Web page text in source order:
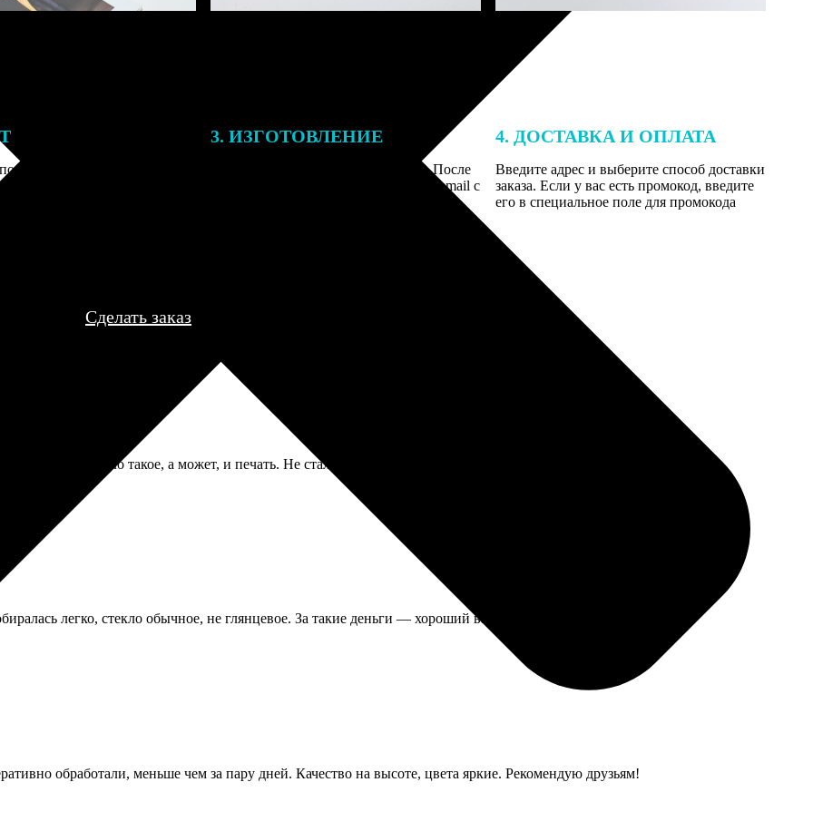
заказа к печати
могут связаться с Вами
телефону или email для
деталей.
3. ИЗГОТОВЛЕНИЕ
Оплатите заказ банковской картой. После
оплаты получите подтверждение на email с
описанием заказа. Когда отправим заказ
4. ДОСТАВКА И ОПЛАТА
Введите адрес и выберите способ доставки
заказа. Если у вас есть промокод, введите
его в специальное поле для промокода
Сделать заказ
фото было такое, а может, и печать. Не стал выяснять.
легко, стекло обычное, не глянцевое. За такие деньги — хороший вариант.
обработали, меньше чем за пару дней. Качество на высоте, цвета яркие. Рекомендую друзьям!